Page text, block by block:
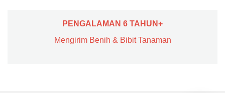
PENGALAMAN 6 TAHUN+
Mengirim Benih & Bibit Tanaman